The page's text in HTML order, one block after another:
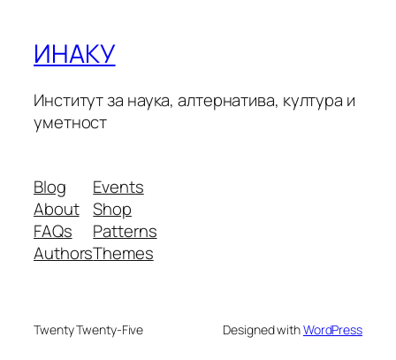
ИНАКУ
Институт за наука, алтернатива, култура и
уметност
Blog
About
FAQs
Authors
Events
Shop
Patterns
Themes
Twenty Twenty-Five Designed withWordPress